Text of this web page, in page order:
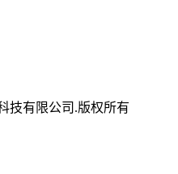
技有限公司.版权所有